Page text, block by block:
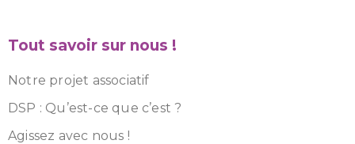
Tout savoir sur nous !
Notre projet associatif
DSP : Qu’est-ce que c’est ?
Agissez avec nous !